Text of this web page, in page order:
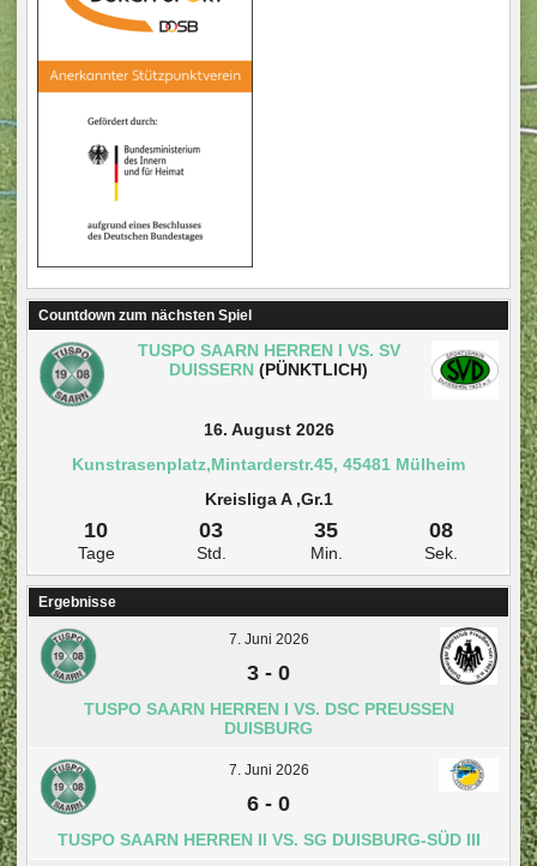
Countdown zum nächsten Spiel
TUSPO SAARN HERREN I VS. SV
DUISSERN (PÜNKTLICH)
16. August 2026
Kunstrasenplatz,Mintarderstr.45, 45481 Mülheim
Kreisliga A ,Gr.1
10
Tage
03
Std.
35
Min.
08
Sek.
Ergebnisse
7. Juni 2026
3 - 0
TUSPO SAARN HERREN I VS. DSC PREUSSEN D
UISBURG
7. Juni 2026
6 - 0
TUSPO SAARN HERREN II VS. SG DUISBURG-SÜD III